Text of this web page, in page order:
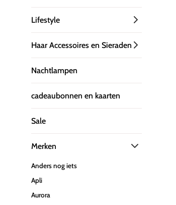
Lifestyle
Haar Accessoires en Sieraden
Nachtlampen
cadeaubonnen en kaarten
Sale
Merken
Anders nog iets
Apli
Aurora